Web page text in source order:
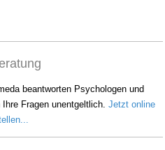
beantworten Psychologen und
Fragen unentgeltlich. Jetzt online